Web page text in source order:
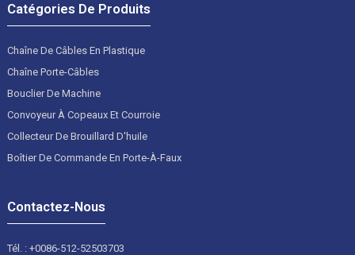
Catégories De Produits
Chaîne De Câbles En Plastique
Chaîne Porte-Câbles
Bouclier De Machine
Convoyeur À Copeaux Et Courroie
Collecteur De Brouillard D'huile
Boîtier De Commande En Porte-À-Faux
Contactez-Nous
Tél. : +0086-512-52503703